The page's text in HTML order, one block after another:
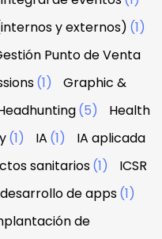
y externos) (1)
Punto de Venta
(1)
Graphic &
(5)
Health
(1) IA (1)
IA aplicada
sanitarios(1)
ICSR
de apps(1)
de